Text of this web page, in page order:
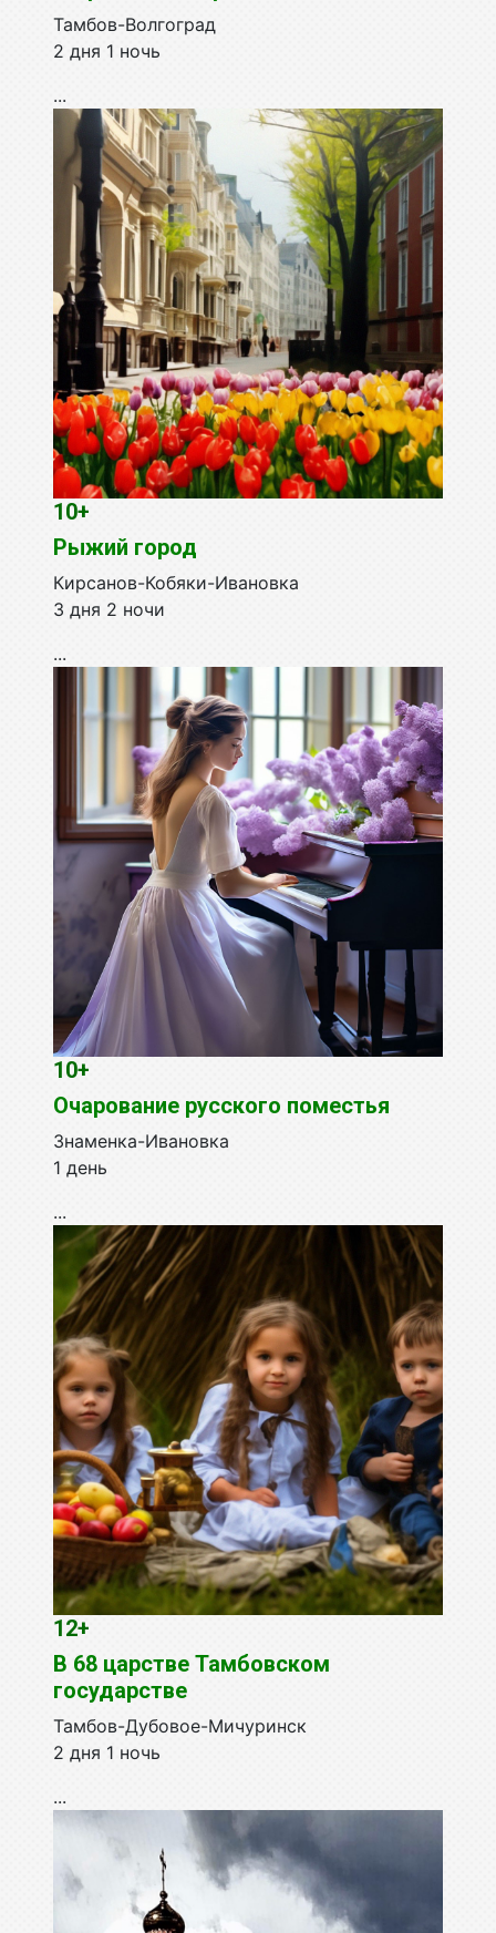
Тамбов-Волгоград
2 дня 1 ночь
...
10+
Рыжий город
Кирсанов-Кобяки-Ивановка
3 дня 2 ночи
...
10+
Очарование русского поместья
Знаменка-Ивановка
1 день
...
12+
В 68 царстве Тамбовском
государстве
Тамбов-Дубовое-Мичуринск
2 дня 1 ночь
...